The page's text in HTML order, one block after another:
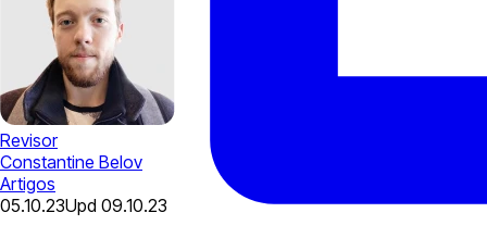
Revisor
Constantine Belov
Artigos
05.10.23Upd 09.10.23